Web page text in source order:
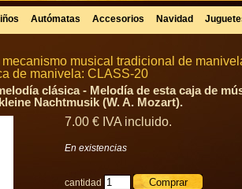
Autómatas Accesorios Navidad
musical tradicional de
de manivela: CLASS-20
clásica - Melodía de esta caja de
Nachtmusik (W. A. Mozart).
7.00 € IVA incluido.
En existencias
cantidad